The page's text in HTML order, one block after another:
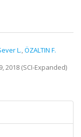
L.,ÖZALTIN F.
2018 (SCI-Expanded)